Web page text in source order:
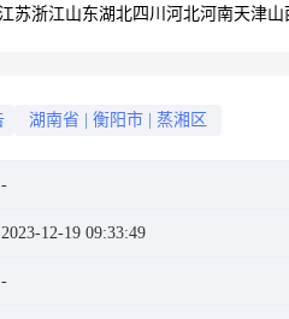
苏浙江山东湖北四川 河北河南天津山
湖南省 衡阳市 蒸湘区
2023-12-19 09:33:49